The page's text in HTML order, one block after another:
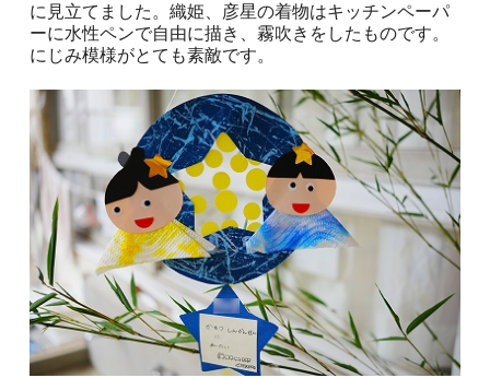
に見立てました。織姫、彦星の着物はキッチンペーパ
ーに水性ペンで自由に描き、霧吹きをしたものです。
にじみ模様がとても素敵です。